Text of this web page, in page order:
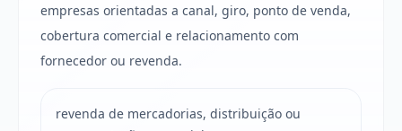
empresas orientadas a canal, giro, ponto de venda,
cobertura comercial e relacionamento com
fornecedor ou revenda.
revenda de mercadorias, distribuição ou